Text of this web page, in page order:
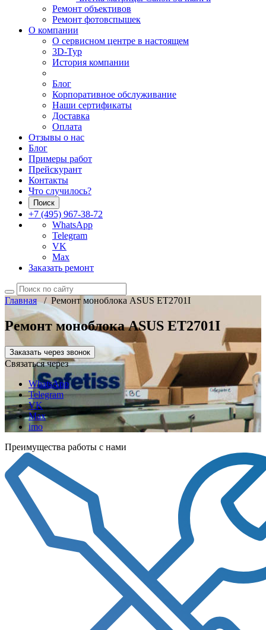
Ремонт объективов
Ремонт фотовспышек
О компании
О сервисном центре в настоящем
3D-Тур
История компании
Блог
Корпоративное обслуживание
Наши сертификаты
Доставка
Оплата
Отзывы о нас
Блог
Примеры работ
Прейскурант
Контакты
Что случилось?
Поиск
+7 (495) 967-38-72
WhatsApp
Telegram
VK
Max
Заказать ремонт
Главная/ Ремонт моноблока ASUS ET2701I
Ремонт моноблока ASUS ET2701I
Заказать через звонок
Связаться через
WhatsApp
Telegram
VK
Max
imo
Преимущества работы с нами